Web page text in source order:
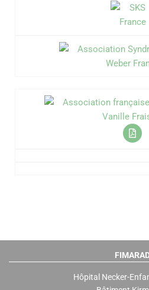
Hôpital Necker-